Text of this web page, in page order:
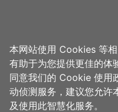
首页 > 想去的地方 > 住宿 >
云享栈 周
本网站使用 Cookies 等
有助于为您提供更佳的体
同意我们的 Cookie 使用
动侦测服务，建议您允许
及使用此智慧化服务。